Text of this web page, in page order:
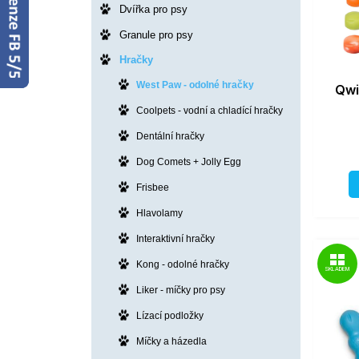
Dvířka pro psy
Granule pro psy
Hračky
West Paw - odolné hračky
Coolpets - vodní a chladící hračky
Dentální hračky
Dog Comets + Jolly Egg
Frisbee
Hlavolamy
Interaktivní hračky
Kong - odolné hračky
Liker - míčky pro psy
Lízací podložky
Míčky a házedla
SKLADEM